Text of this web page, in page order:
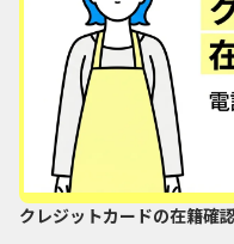
クレジットカードの在籍確